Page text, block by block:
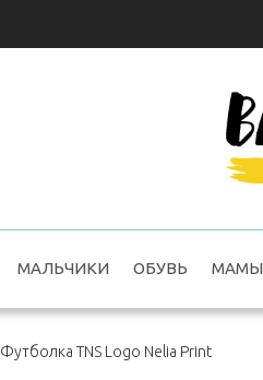
МАЛЬЧИКИ ОБУВЬ МАМЫ
Футболка TNS Logo Nelia Print